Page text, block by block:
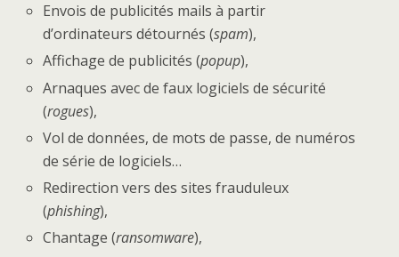
Envois de publicités mails à partir
d’ordinateurs détournés (spam),
Affichage de publicités (popup),
Arnaques avec de faux logiciels de sécurité
(rogues),
Vol de données, de mots de passe, de numéros
de série de logiciels…
Redirection vers des sites frauduleux
(phishing),
Chantage (ransomware),